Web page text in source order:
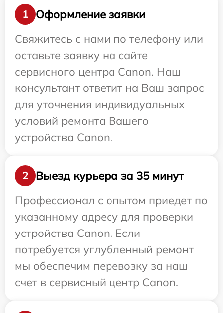
1
Оформление заявки
Свяжитесь с нами по телефону или
оставьте заявку на сайте
сервисного центра Canon. Наш
консультант ответит на Ваш запрос
для уточнения индивидуальных
условий ремонта Вашего
устройства Canon.
2
Выезд курьера за 35 минут
Профессионал с опытом приедет по
указанному адресу для проверки
устройства Canon. Если
потребуется углубленный ремонт
мы обеспечим перевозку за наш
счет в сервисный центр Canon.